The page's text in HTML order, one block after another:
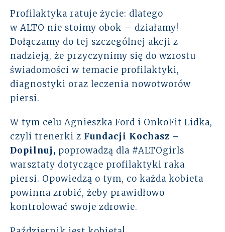
Case studies
Baza wiedzy
ALTOstratus
Profilaktyka ratuje życie: dlatego
w ALTO nie stoimy obok – działamy!
Dołączamy do tej szczególnej akcji z
nadzieją, że przyczynimy się do wzrostu
świadomości w temacie profilaktyki,
diagnostyki oraz leczenia nowotworów
piersi.
W tym celu Agnieszka Ford i OnkoFit Lidka,
czyli trenerki z Fundacji Kochasz –
Dopilnuj, poprowadzą dla #ALTOgirls
warsztaty dotyczące profilaktyki raka
piersi. Opowiedzą o tym, co każda kobieta
powinna zrobić, żeby prawidłowo
kontrolować swoje zdrowie.